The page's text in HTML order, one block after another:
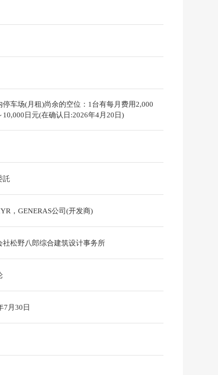
停车场(月租)尚余的空位：1台有每月费用2,000
10,000日元(在确认日:2026年4月20日)
託
，GENERAS公司(开发商)
社松野八郎综合建筑设计事务所
7月30日